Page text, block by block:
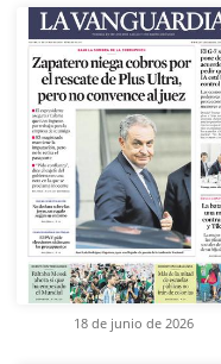
18 de junio de 2026